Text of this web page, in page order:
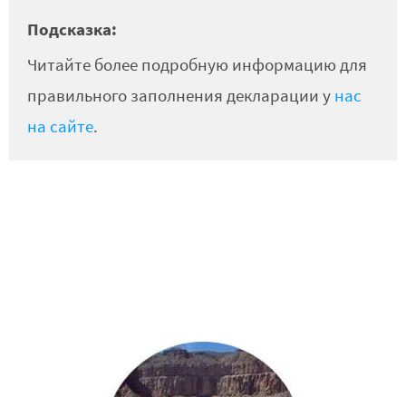
Подсказка:
Читайте более подробную информацию для
правильного заполнения декларации у нас
на сайте.